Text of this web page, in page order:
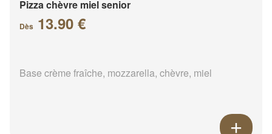
Pizza chèvre miel senior
Dès 13.90 €
Base crème fraîche, mozzarella, chèvre, miel